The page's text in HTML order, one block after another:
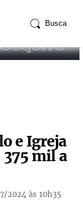
Busca
e Igreja
375 mil a
2024 às 10h35